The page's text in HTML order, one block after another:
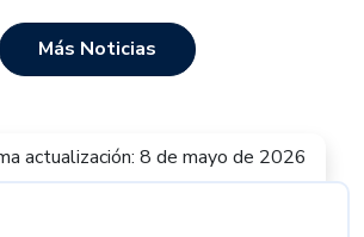
Más Noticias
actualización: 8 de mayo de 2026